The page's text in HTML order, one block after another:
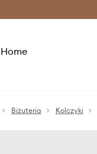
Home
Biżuteria Kolczyki